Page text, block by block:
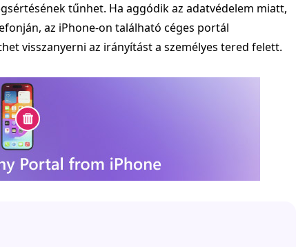
tűnhet. Ha aggódik az adatvédelem miatt,
az iPhone-on található céges portál
visszanyerni az irányítást a személyes tered felett.